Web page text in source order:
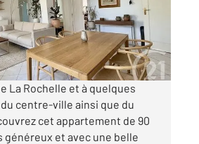
F5 à vendre
€
La Rochelle et à quelques
centre-ville ainsi que du
cet appartement de 90
généreux et avec une belle